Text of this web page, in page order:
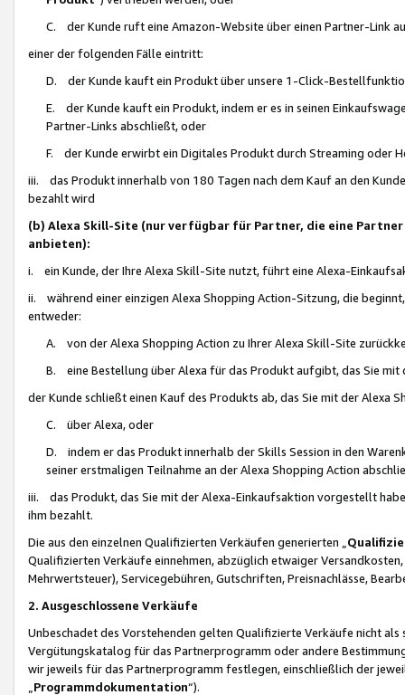
C. der Kunde ruft eine Amazon-Website über einen Partner-Link
einer der folgenden Fälle eintritt:
D. der Kunde kauft ein Produkt über unsere 1-Click-
E. der Kunde kauft ein Produkt, indem er es in seinen
Partner-Links abschließt, oder
F. der Kunde erwirbt ein Digitales Produkt durch Streaming oder
iii. das Produkt innerhalb von 180 Tagen nach dem Kauf an den
bezahlt wird
(b) Alexa Skill-Site (nur verfügbar für Partner, die eine
anbieten):
i. ein Kunde, der Ihre Alexa Skill-Site nutzt, führt eine Alexa-
ii. während einer einzigen Alexa Shopping Action-Sitzung, die
entweder:
A. von der Alexa Shopping Action zu Ihrer Alexa Skill-Site
B. eine Bestellung über Alexa für das Produkt aufgibt, das Sie mit
der Kunde schließt einen Kauf des Produkts ab, das Sie mit der Alexa
C. über Alexa, oder
D. indem er das Produkt innerhalb der Skills Session in den
seiner erstmaligen Teilnahme an der Alexa Shopping Action
iii. das Produkt, das Sie mit der Alexa-Einkaufsaktion vorgestellt
ihm bezahlt.
Die aus den einzelnen Qualifizierten Verkäufen generierten „
Qualifizierten Verkäufe einnehmen, abzüglich etwaiger
Mehrwertsteuer), Servicegebühren, Gutschriften, Preisnachlässe,
2. Ausgeschlossene Verkäufe
Unbeschadet des Vorstehenden gelten Qualifizierte Verkäufe nicht
Vergütungskatalog für das Partnerprogramm oder andere
wir jeweils für das Partnerprogramm festlegen, einschließlich der
Programmdokumentation“).